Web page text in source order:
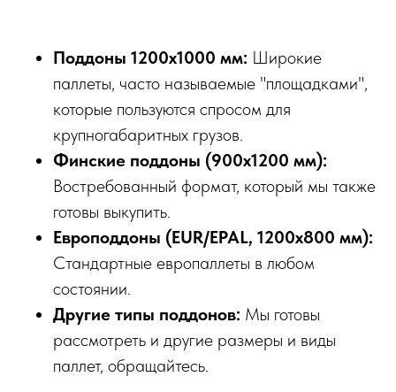
Поддоны 1200x1000 мм: Широкие
паллеты, часто называемые "площадками",
которые пользуются спросом для
крупногабаритных грузов.
Финские поддоны (900x1200 мм):
Востребованный формат, который мы также
готовы выкупить.
Европоддоны (EUR/EPAL, 1200x800 мм):
Стандартные европаллеты в любом
состоянии.
Другие типы поддонов: Мы готовы
рассмотреть и другие размеры и виды
паллет, обращайтесь.